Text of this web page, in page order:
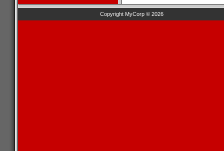
Copyright MyCorp © 2026